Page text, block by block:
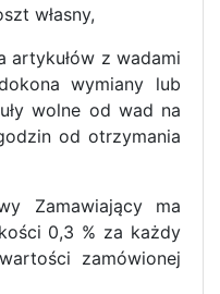
własny,
artykułów z wadami
wymiany lub
wolne od wad na
od otrzymania
Zamawiający ma
0,3 % za każdy
zamówionej